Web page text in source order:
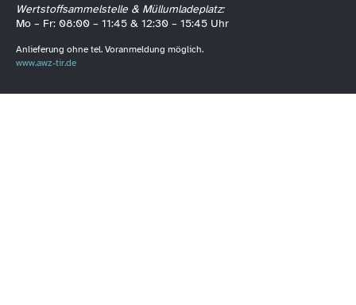
Wertstoffsammelstelle & Müllumladeplatz:
Mo – Fr: 08:00 – 11:45 & 12:30 – 15:45 Uhr
Anlieferung ohne tel. Voranmeldung möglich.
www.awz-tir.de